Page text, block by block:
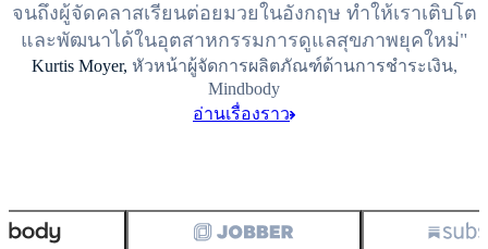
จนถึงผู้จัดคลาสเรียนต่อยมวยในอังกฤษ ทำให้เราเติบโต
และพัฒนาได้ในอุตสาหกรรมการดูแลสุขภาพยุคใหม่
Kurtis Moyer, หัวหน้าผู้จัดการผลิตภัณฑ์ด้านการชำระเงิน,
Mindbody
อ่านเรื่องราว